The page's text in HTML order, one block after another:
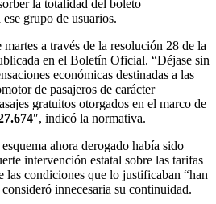
la totalidad del boleto
ese grupo de usuarios.
a través de la resolución 28 de la
en el Boletín Oficial. “Déjase sin
económicas destinadas a las
de pasajeros de carácter
gratuitos otorgados en el marco de
″, indicó la normativa.
ahora derogado había sido
intervención estatal sobre las tarifas
las condiciones que lo justificaban “han
innecesaria su continuidad.